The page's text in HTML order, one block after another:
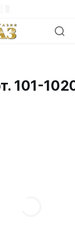
101-